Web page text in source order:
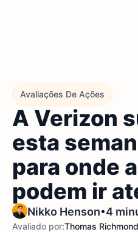
Avaliações De Ações
A Verizon
esta
para onde
podem ir
Nikko Henson•4
Avaliado por:Thomas Richmond